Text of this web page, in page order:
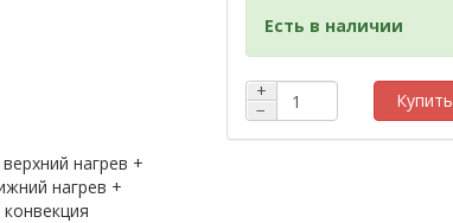
нагрев +
нагрев +
Есть в наличии
+
−
Купить